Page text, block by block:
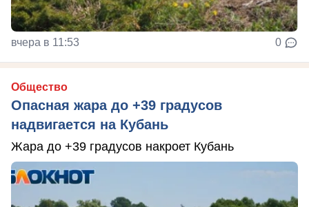
вчера в 11:53 0
Общество
Опасная жара до +39 градусов
надвигается на Кубань
Жара до +39 градусов накроет Кубань